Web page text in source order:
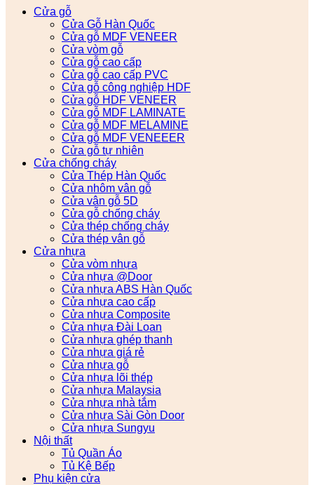
Cửa gỗ
Cửa Gỗ Hàn Quốc
Cửa gỗ MDF VENEER
Cửa vòm gỗ
Cửa gỗ cao cấp
Cửa gỗ cao cấp PVC
Cửa gỗ công nghiệp HDF
Cửa gỗ HDF VENEER
Cửa gỗ MDF LAMINATE
Cửa gỗ MDF MELAMINE
Cửa gỗ MDF VENEEER
Cửa gỗ tự nhiên
Cửa chống cháy
Cửa Thép Hàn Quốc
Cửa nhôm vân gỗ
Cửa vân gỗ 5D
Cửa gỗ chống cháy
Cửa thép chống cháy
Cửa thép vân gỗ
Cửa nhựa
Cửa vòm nhựa
Cửa nhựa @Door
Cửa nhựa ABS Hàn Quốc
Cửa nhựa cao cấp
Cửa nhựa Composite
Cửa nhựa Đài Loan
Cửa nhựa ghép thanh
Cửa nhựa giá rẻ
Cửa nhựa gỗ
Cửa nhựa lõi thép
Cửa nhựa Malaysia
Cửa nhựa nhà tắm
Cửa nhựa Sài Gòn Door
Cửa nhựa Sungyu
Nội thất
Tủ Quần Áo
Tủ Kệ Bếp
Phụ kiện cửa